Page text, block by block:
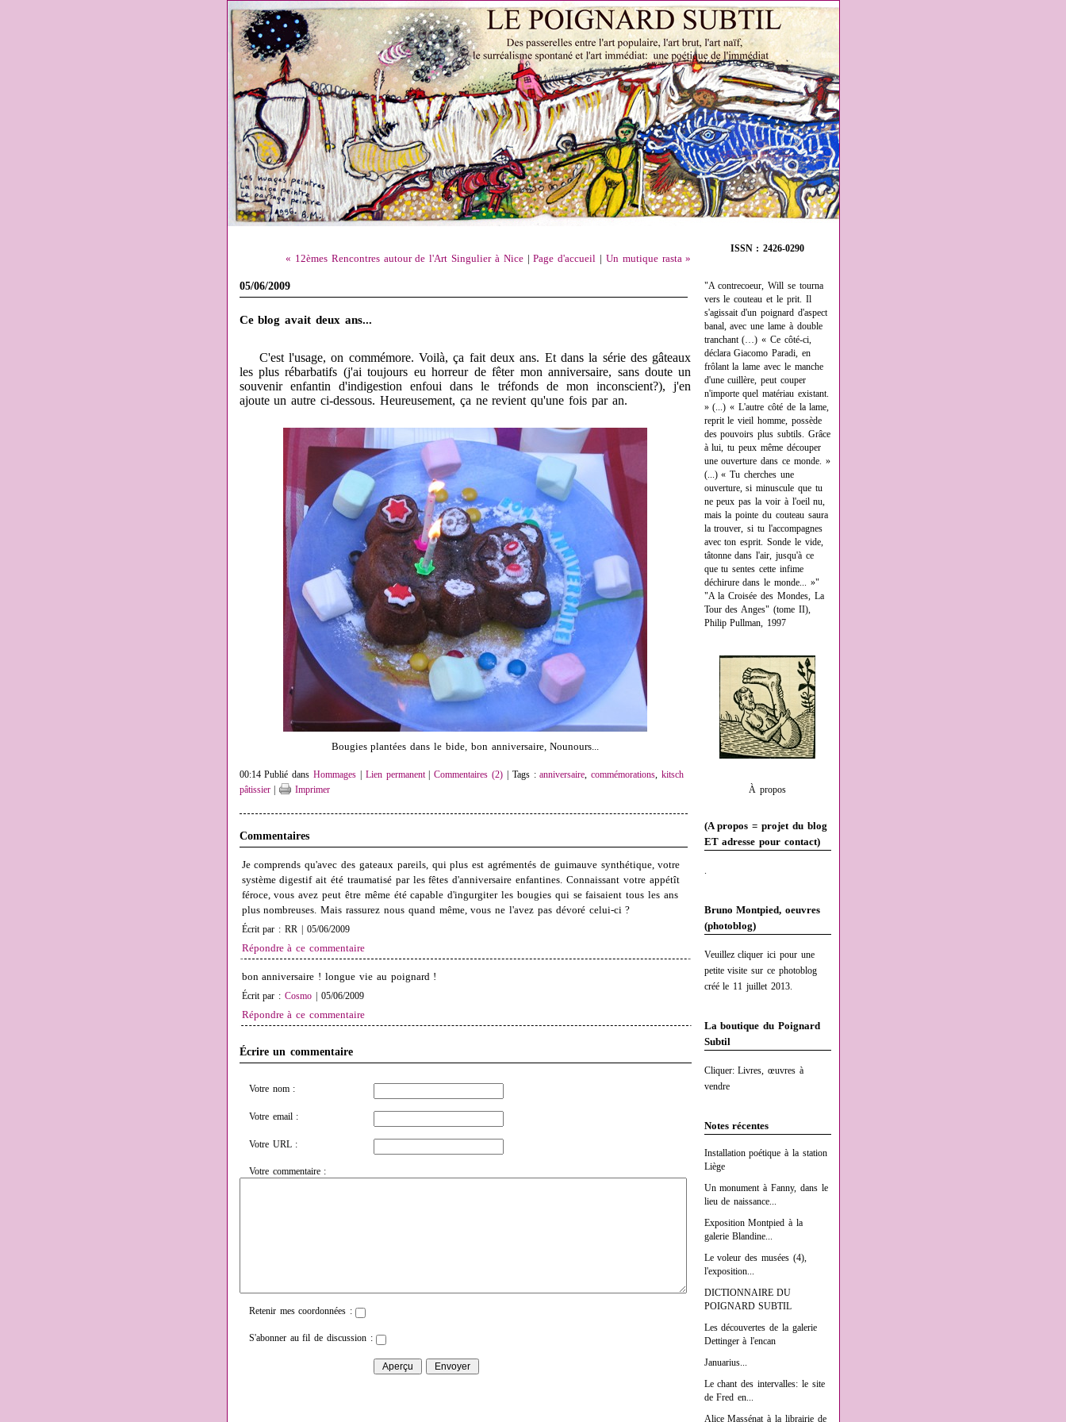
ISSN : 2426-0290
"A contrecoeur, Will se tourna
vers le couteau et le prit. Il
s'agissait d'un poignard d'aspect
banal, avec une lame à double
tranchant (…) « Ce côté-ci,
déclara Giacomo Paradi, en
frôlant la lame avec le manche
d'une cuillère, peut couper
n'importe quel matériau existant.
» (...) « L'autre côté de la lame,
reprit le vieil homme, possède
des pouvoirs plus subtils. Grâce
à lui, tu peux même découper
une ouverture dans ce monde. »
(...) « Tu cherches une
ouverture, si minuscule que tu
ne peux pas la voir à l'oeil nu,
mais la pointe du couteau saura
la trouver, si tu l'accompagnes
avec ton esprit. Sonde le vide,
tâtonne dans l'air, jusqu'à ce
que tu sentes cette infime
déchirure dans le monde... »"
"A la Croisée des Mondes, La
Tour des Anges" (tome II),
Philip Pullman, 1997
À propos
(A propos = projet du blog
ET adresse pour contact)
.
Bruno Montpied, oeuvres
(photoblog)
Veuillez cliquer ici pour une
petite visite sur ce photoblog
créé le 11 juillet 2013.
La boutique du Poignard
Subtil
Cliquer: Livres, œuvres à
vendre
Notes récentes
Installation poétique à la station
Liège
Un monument à Fanny, dans le
lieu de naissance...
Exposition Montpied à la
galerie Blandine...
Le voleur des musées (4),
l'exposition...
DICTIONNAIRE DU
POIGNARD SUBTIL
Les découvertes de la galerie
Dettinger à l'encan
Januarius...
Le chant des intervalles: le site
de Fred en...
Alice Massénat à la librairie de
« 12èmes Rencontres autour de l'Art Singulier à Nice|Page d'accueil Un mutique rasta »
05/06/2009
Ce blog avait deux ans...
C'est l'usage, on commémore. Voilà, ça fait deux ans. Et dans la série des gâteaux
les plus rébarbatifs (j'ai toujours eu horreur de fêter mon anniversaire, sans doute un
souvenir enfantin d'indigestion enfoui dans le tréfonds de mon inconscient?), j'en
ajoute un autre ci-dessous. Heureusement, ça ne revient qu'une fois par an.
Bougies plantées dans le bide, bon anniversaire, Nounours...
00:14 Publié dansHommages Lien permanent|Commentaires (2) | Tags :anniversaire,commémorations,kitsch
pâtissier| Imprimer
Commentaires
Je comprends qu'avec des gateaux pareils, qui plus est agrémentés de guimauve synthétique, votre
système digestif ait été traumatisé par les fêtes d'anniversaire enfantines. Connaissant votre appétît
féroce, vous avez peut être même été capable d'ingurgiter les bougies qui se faisaient tous les ans
plus nombreuses. Mais rassurez nous quand même, vous ne l'avez pas dévoré celui-ci ?
Écrit par : RR | 05/06/2009
Répondre à ce commentaire
bon anniversaire ! longue vie au poignard !
Écrit par :Cosmo | 05/06/2009
Répondre à ce commentaire
Écrire un commentaire
Votre nom :
Votre email :
Votre URL :
Votre commentaire :
Retenir mes coordonnées :
S'abonner au fil de discussion :